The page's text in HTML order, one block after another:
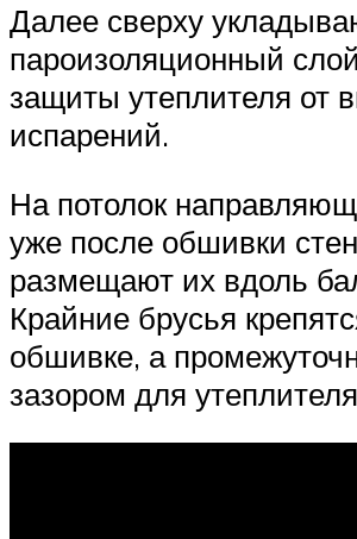
Далее сверху
пароизоляционный
защиты утеплителя от
испарений.
На потолок
уже после обшивки
размещают их вдоль
Крайние брусья
обшивке, а
зазором для